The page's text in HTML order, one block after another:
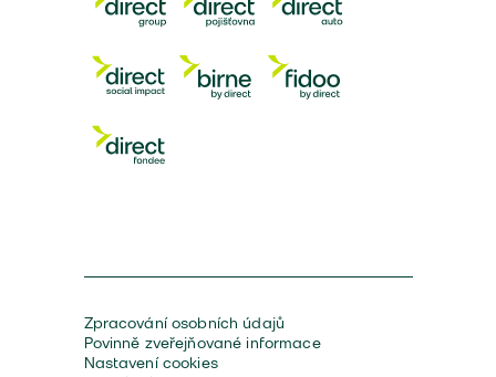
Zpracování osobních údajů
Povinně zveřejňované informace
Nastavení cookies